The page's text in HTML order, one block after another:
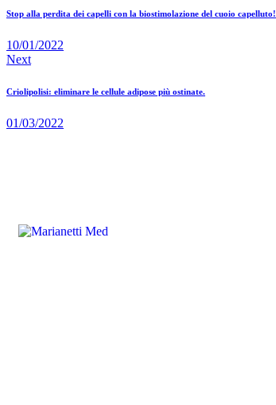
Stop alla perdita dei capelli con la biostimolazione del cuoio capelluto!
10/01/2022
Next
Criolipolisi: eliminare le cellule adipose più ostinate.
01/03/2022